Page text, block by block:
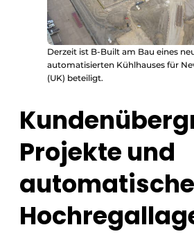
Derzeit ist B-Built am Bau eines
automatisierten Kühlhauses für
(UK) beteiligt.
Projekte und
automatische